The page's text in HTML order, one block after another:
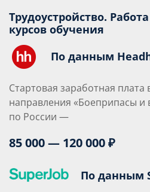
Трудоустройство.
курсов обучения
По данным
Стартовая заработная плата
направления «Боеприпасы и
по России —
85 000 — 120 000 ₽
По данным